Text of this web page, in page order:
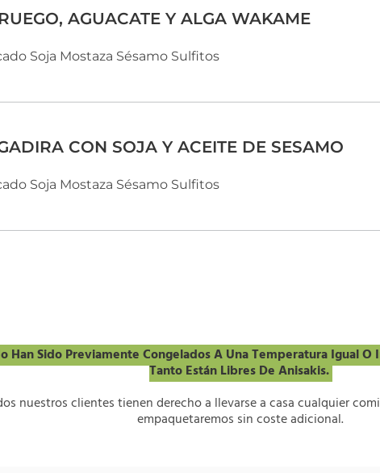
AGUACATE Y ALGA WAKAME
Soja Mostaza Sésamo Sulfitos
CON SOJA Y ACEITE DE SESAMO
Soja Mostaza Sésamo Sulfitos
Han Sido Previamente Congelados A Una Temperatura Igual
Tanto Están Libres De Anisakis.
nuestros clientes tienen derecho a llevarse a casa cualquier
empaquetaremos sin coste adicional.